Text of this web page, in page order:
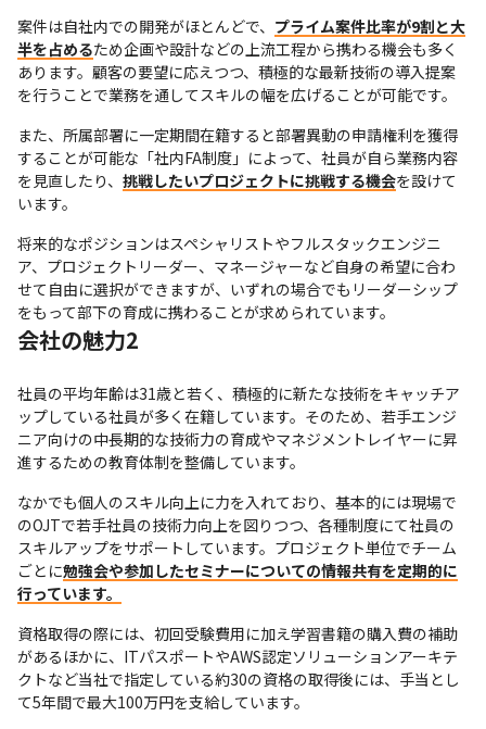
案件は自社内での開発がほとんどで、 プライム案件比率が9割と大
半を占めるため企画や設計などの上流工程から携わる機会も多く
あります。顧客の要望に応えつつ、積極的な最新技術の導入提案
を行うことで業務を通してスキルの幅を広げることが可能です。
また、所属部署に一定期間在籍すると部署異動の申請権利を獲得
することが可能な「社内FA制度」によって、社員が自ら業務内容
を見直したり、 挑戦したいプロジェクトに挑戦する機会を設けて
います。
将来的なポジションはスペシャリストやフルスタックエンジニ
ア、プロジェクトリーダー、マネージャーなど自身の希望に合わ
せて自由に選択ができますが、いずれの場合でもリーダーシップ
をもって部下の育成に携わることが求められています。
会社の魅力2
社員の平均年齢は31歳と若く、積極的に新たな技術をキャッチア
ップしている社員が多く在籍しています。そのため、若手エンジ
ニア向けの中長期的な技術力の育成やマネジメントレイヤーに昇
進するための教育体制を整備しています。
なかでも個人のスキル向上に力を入れており、基本的には現場で
のOJTで若手社員の技術力向上を図りつつ、各種制度にて社員の
スキルアップをサポートしています。プロジェクト単位でチーム
ごとに勉強会や参加したセミナーについての情報共有を定期的に
行っています。
資格取得の際には、初回受験費用に加え学習書籍の購入費の補助
があるほかに、ITパスポートやAWS認定ソリューションアーキテ
クトなど当社で指定している約30の資格の取得後には、手当とし
て5年間で最大100万円を支給しています。